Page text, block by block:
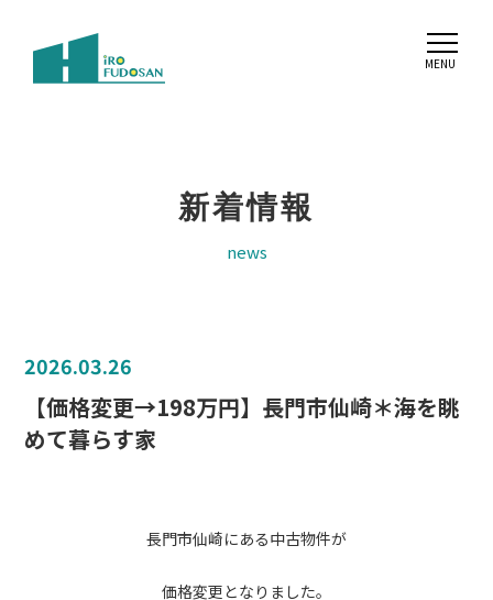
新着情報
news
2026.03.26
【価格変更→198万円】長門市仙崎＊海を眺
めて暮らす家
長門市仙崎にある中古物件が
価格変更となりました。